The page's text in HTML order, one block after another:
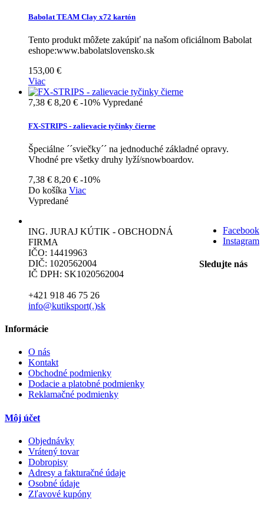
Babolat TEAM Clay x72 kartón
Tento produkt môžete zakúpiť na našom oficiálnom Babolat
eshope:www.babolatslovensko.sk
153,00 €
Viac
7,38 € 8,20 € -10% Vypredané
FX-STRIPS - zalievacie tyčinky čierne
Špeciálne ´´sviečky´´ na jednoduché základné opravy.
Vhodné pre všetky druhy lyží/snowboardov.
7,38 € 8,20 € -10%
Do košíka Viac
Vypredané
Facebook
Instagram
Sledujte nás
ING. JURAJ KÚTIK - OBCHODNÁ
FIRMA
IČO: 14419963
DIČ: 1020562004
IČ DPH: SK1020562004
+421 918 46 75 26
info@kutiksport(.)sk
Informácie
O nás
Kontakt
Obchodné podmienky
Dodacie a platobné podmienky
Reklamačné podmienky
Môj účet
Objednávky
Vrátený tovar
Dobropisy
Adresy a fakturačné údaje
Osobné údaje
Zľavové kupóny